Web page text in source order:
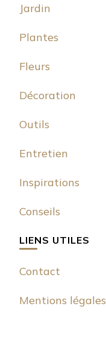
Jardin
Plantes
Fleurs
Décoration
Outils
Entretien
Inspirations
Conseils
LIENS UTILES
Contact
Mentions légales